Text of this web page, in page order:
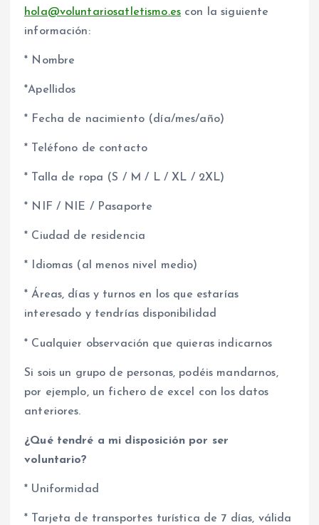
hola@voluntariosatletismo.es con la siguiente
información:
* Nombre
*Apellidos
* Fecha de nacimiento (día/mes/año)
* Teléfono de contacto
* Talla de ropa (S / M / L / XL / 2XL)
* NIF / NIE / Pasaporte
* Ciudad de residencia
* Idiomas (al menos nivel medio)
* Áreas, días y turnos en los que estarías
interesado y tendrías disponibilidad
* Cualquier observación que quieras indicarnos
Si sois un grupo de personas, podéis mandarnos,
por ejemplo, un fichero de excel con los datos
anteriores.
¿Qué tendré a mi disposición por ser
voluntario?
* Uniformidad
* Tarjeta de transportes turística de 7 días, válida